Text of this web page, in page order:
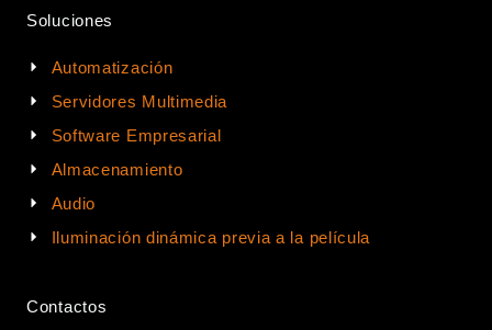
Soluciones
Automatización
Servidores Multimedia
Software Empresarial
Almacenamiento
Audio
Iluminación dinámica previa a la película
Contactos